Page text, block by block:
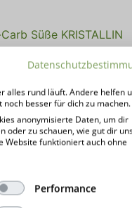
Süße KRISTALLIN
VANILLE-CREME
Eierlikör
PREMIUM weiss,
alles rund läuft. Andere helfen
besser für dich zu machen.
anonymisierte Daten, um dir
oder zu schauen, wie gut dir
Website funktioniert auch ohne
Performance